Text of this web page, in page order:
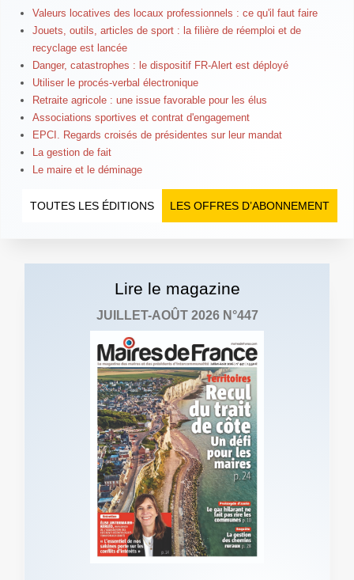
Valeurs locatives des locaux professionnels : ce qu'il faut faire
Jouets, outils, articles de sport : la filière de réemploi et de
recyclage est lancée
Danger, catastrophes : le dispositif FR-Alert est déployé
Utiliser le procés-verbal électronique
Retraite agricole : une issue favorable pour les élus
Associations sportives et contrat d'engagement
EPCI. Regards croisés de présidentes sur leur mandat
La gestion de fait
Le maire et le déminage
LES OFFRES D’ABONNEMENT
TOUTES LES ÉDITIONS
Lire le magazine
JUILLET-AOÛT 2026 N°447